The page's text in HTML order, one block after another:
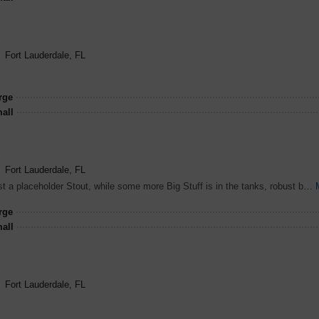
Fort Lauderdale, FL
Fort Lauderdale, FL
Just a placeholder Stout, while some more Big Stuff is in the tanks, robust but balanced, coffee and nuts added
Fort Lauderdale, FL